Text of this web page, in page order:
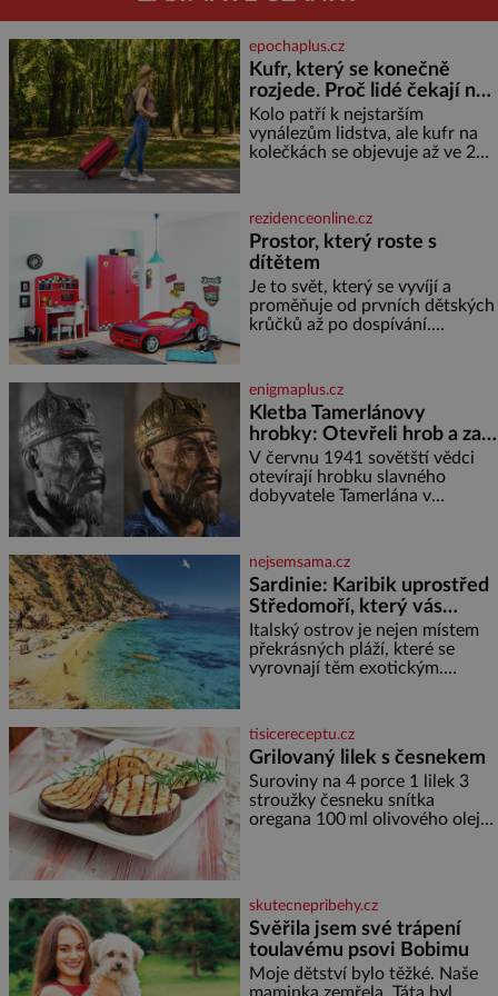
epochaplus.cz
Kufr, který se konečně
rozjede. Proč lidé čekají na
kolečka téměř pět tisíc let?
Kolo patří k nejstarším
vynálezům lidstva, ale kufr na
kolečkách se objevuje až ve 20.
zádech nebo je nakládají na
povozy. Stačí přitom jediný
nápad, připevnit ke kufru
kolečka. Jenže právě ten nikdo
dlouho nedostane. Až jednou se
na letišti ozve věta, která změní
rezidenceonline.cz
Prostor, který roste s
dítětem
Je to svět, který se vyvíjí a
proměňuje od prvních dětských
krůčků až po dospívání.
soustředění i odpočinek a
reaguje na každou etapu života
a specifické potřeby dítěte. Pro
nejmenší je klíčová
jednoduchost, měkkost a
bezpečí, proto by pokoj
miminka měl působit především
enigmaplus.cz
Kletba Tamerlánovy
hrobky: Otevřeli hrob a za
dva dny začala invaze do
SSSR. Náhoda, nebo
varování?
V červnu 1941 sovětští vědci
otevírají hrobku slavného
dobyvatele Tamerlána v
zahajuje operaci Barbarossa a
napadá Sovětský svaz. Shoda
dat je
nejsemsama.cz
Sardinie: Karibik uprostřed
Středomoří, který vás
okouzlí
Italský ostrov je nejen místem
překrásných pláží, které se
vyrovnají těm exotickým.
Fascinující stará malebná
městečka či třeba dechberoucí
útesy. Druhý největší italský
ostrov o velikosti přibližně
jedné třetiny České republiky
vás ohromí nejen svými plážemi
luxusem.Zjistěte,
tisicereceptu.cz
Grilovaný lilek s česnekem
Suroviny na 4 porce 1 lilek 3
stroužky česneku snítka
oregana 100 ml olivového oleje
kolečka lilku.
skutecnepribehy.cz
Svěřila jsem své trápení
toulavému psovi Bobimu
Moje dětství bylo těžké. Naše